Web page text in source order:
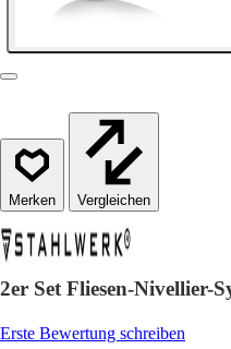
Vergleichen
2er Set Fliesen-Nivellier-
Erste Bewertung schreiben